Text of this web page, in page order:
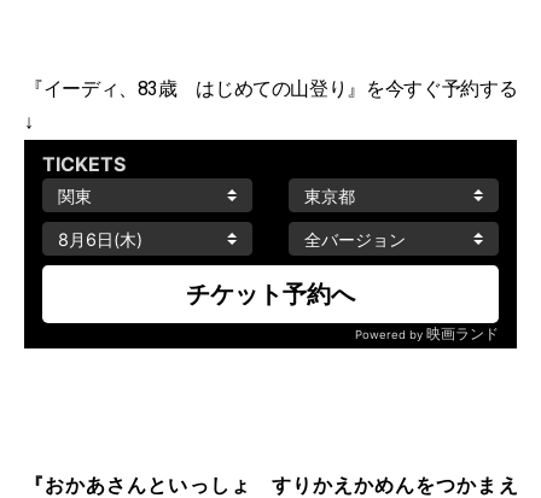
『イーディ、83歳 はじめての山登り』を今すぐ予約する
↓
『おかあさんといっしょ すりかえかめんをつかまえ